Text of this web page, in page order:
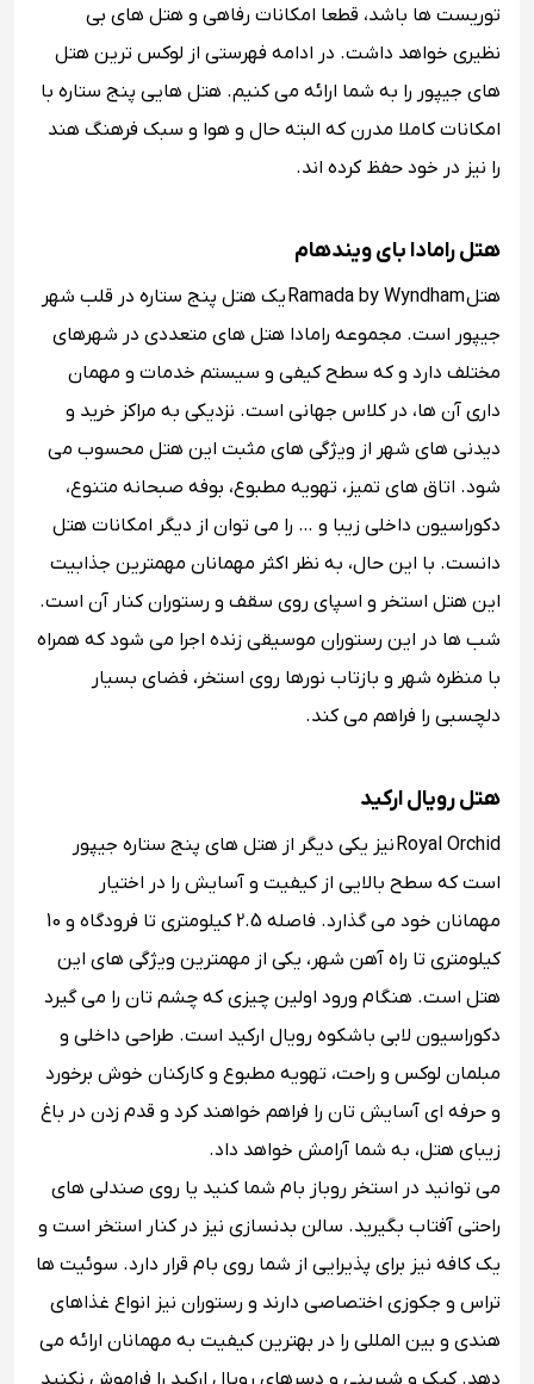
توریست ها باشد، قطعا امکانات رفاهی و هتل های بی
نظیری خواهد داشت. در ادامه فهرستی از لوکس ترین هتل
های جیپور را به شما ارائه می کنیم. هتل هایی پنج ستاره با
امکانات کاملا مدرن که البته حال و هوا و سبک فرهنگ هند
را نیز در خود حفظ کرده اند.
هتل رامادا بای ویندهام
هتل Ramada by Wyndham یک هتل پنج ستاره در قلب شهر
جیپور است. مجموعه رامادا هتل های متعددی در شهرهای
مختلف دارد و که سطح کیفی و سیستم خدمات و مهمان
داری آن ها، در کلاس جهانی است. نزدیکی به مراکز خرید و
دیدنی های شهر از ویژگی های مثبت این هتل محسوب می
شود. اتاق های تمیز، تهویه مطبوع، بوفه صبحانه متنوع،
دکوراسیون داخلی زیبا و … را می توان از دیگر امکانات هتل
دانست. با این حال، به نظر اکثر مهمانان مهمترین جذابیت
این هتل استخر و اسپای روی سقف و رستوران کنار آن است.
شب ها در این رستوران موسیقی زنده اجرا می شود که همراه
با منظره شهر و بازتاب نورها روی استخر، فضای بسیار
دلچسبی را فراهم می کند.
هتل رویال ارکید
Royal Orchid نیز یکی دیگر از هتل های پنج ستاره جیپور
است که سطح بالایی از کیفیت و آسایش را در اختیار
مهمانان خود می گذارد. فاصله 2.5 کیلومتری تا فرودگاه و 10
کیلومتری تا راه آهن شهر، یکی از مهمترین ویژگی های این
هتل است. هنگام ورود اولین چیزی که چشم تان را می گیرد
دکوراسیون لابی باشکوه رویال ارکید است. طراحی داخلی و
مبلمان لوکس و راحت، تهویه مطبوع و کارکنان خوش برخورد
و حرفه ای آسایش تان را فراهم خواهند کرد و قدم زدن در باغ
زیبای هتل، به شما آرامش خواهد داد.
می توانید در استخر روباز بام شما کنید یا روی صندلی های
راحتی آفتاب بگیرید. سالن بدنسازی نیز در کنار استخر است و
یک کافه نیز برای پذیرایی از شما روی بام قرار دارد. سوئیت ها
تراس و جکوزی اختصاصی دارند و رستوران نیز انواع غذاهای
هندی و بین المللی را در بهترین کیفیت به مهمانان ارائه می
دهد. کیک و شیرینی و دسرهای رویال ارکید را فراموش نکنید